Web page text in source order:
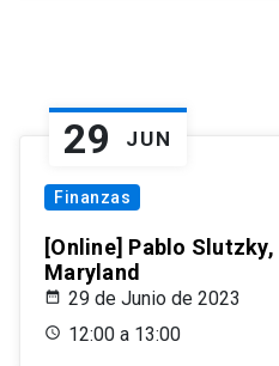
29 JUN
Finanzas
[Online] Pablo
Maryland
29 de Junio de 2023
12:00 a 13:00